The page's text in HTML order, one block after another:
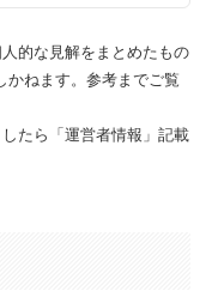
的な見解をまとめたもの
かねます。参考までご覧
たら「運営者情報」記載